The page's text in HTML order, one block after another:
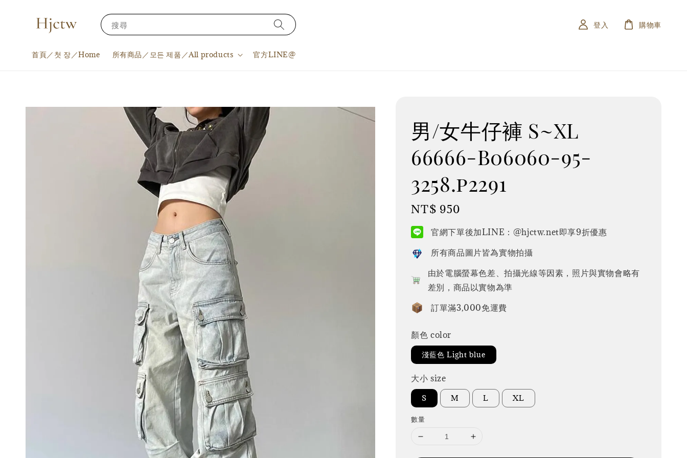
搜尋
首頁／첫 장／Home 所有商品／모든 제품／All products 官方LINE@
登入 購物車
男/女牛仔褲 S~XL
66666-B06060-95-
3258.p2291
Regular
price
NT$ 950
官網下單後加LINE：@hjctw.net即享9折優惠
所有商品圖片皆為實物拍攝
由於電腦螢幕色差、拍攝光線等因素，照片與實物會略有
差別，商品以實物為準
訂單滿3,000免運費
顏色 color
淺藍色 Light blue
大小 size
S M L XL
數量